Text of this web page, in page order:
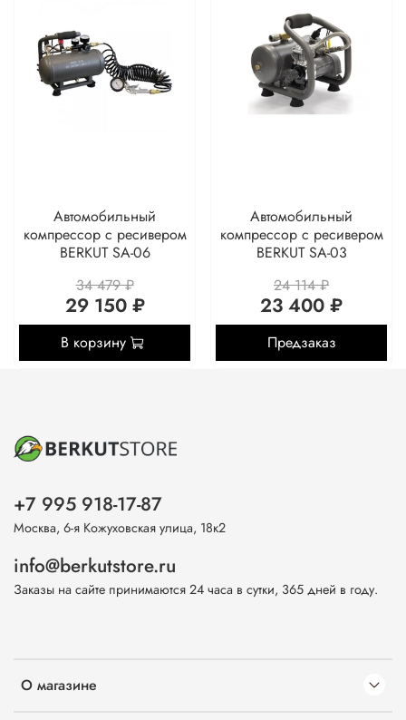
Автомобильный
компрессор с ресивером
BERKUT SA-06
34 479 ₽
29 150 ₽
В корзину
Автомобильный
компрессор с ресивером
BERKUT SA-03
24 114 ₽
23 400 ₽
Предзаказ
О магазине
+7 995 918-17-87
Москва, 6-я Кожуховская улица, 18к2
info@berkutstore.ru
Заказы на сайте принимаются 24 часа в сутки, 365 дней в году.